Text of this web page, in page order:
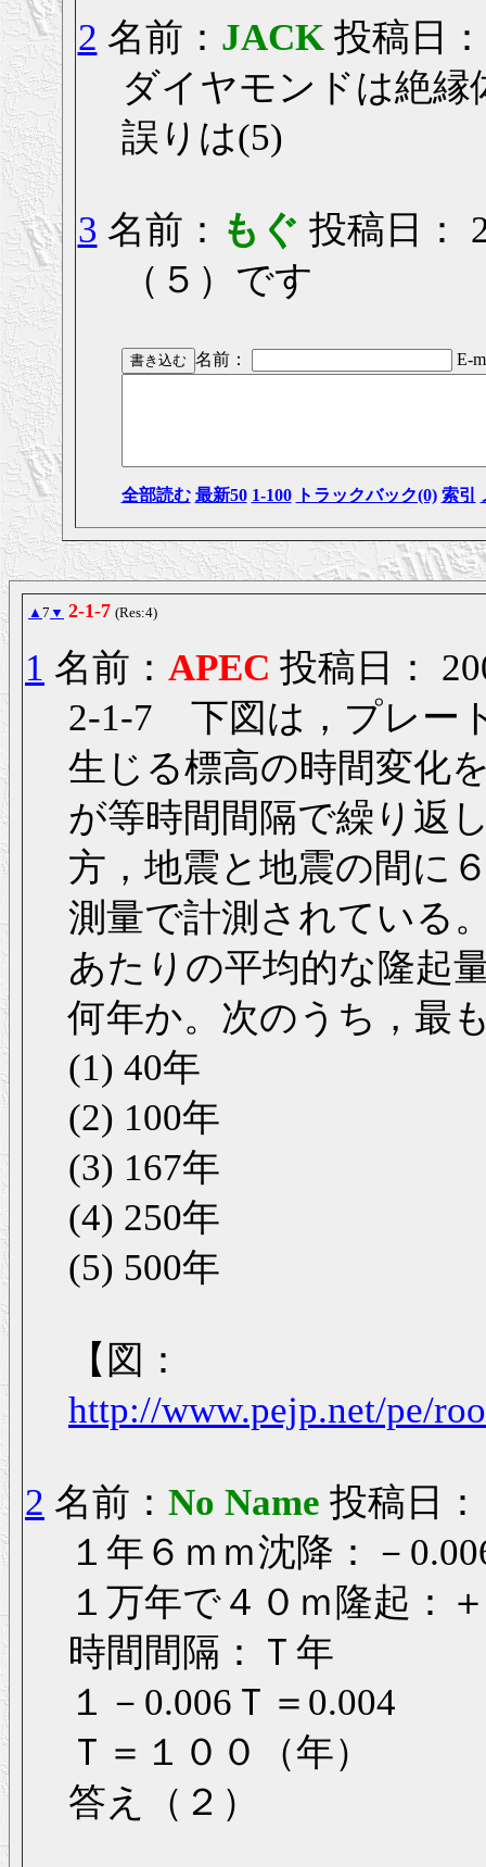
2 名前： JACK 投稿日
ダイヤモンドは絶縁
誤りは(5)
3 名前： もぐ 投稿日：
（５）です
名前： E-
全部読む 最新50 1-100 トラックバック(0) 索引
▲ 7 ▼ 2-1-7 (Res:4)
1 名前： APEC 投稿日：
2-1-7 下図は，プレー
生じる標高の時間変化
が等時間間隔で繰り返
方，地震と地震の間に
測量で計測されている
あたりの平均的な隆起
何年か。次のうち，最
(1) 40年
(2) 100年
(3) 167年
(4) 250年
(5) 500年
【図：
http://www.pejp.net/pe/
2 名前： No Name 投稿日
１年６ｍｍ沈降：－
１万年で４０ｍ隆起：
時間間隔：Ｔ年
１－0.006Ｔ＝0.004
Ｔ＝１００（年）
答え（２）